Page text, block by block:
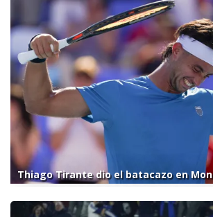
Thiago Tirante dio el batacazo en